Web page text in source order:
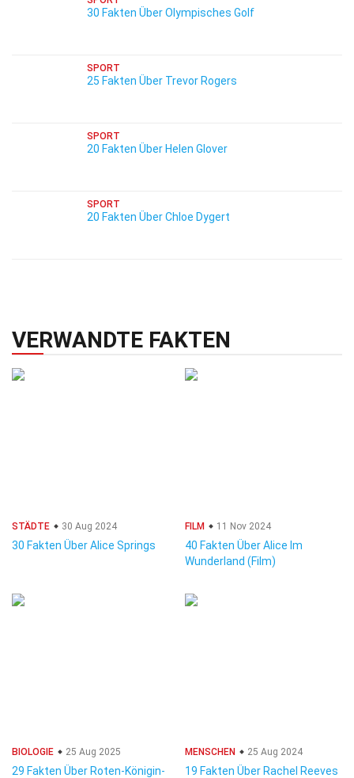
30 Fakten Über Olympisches Golf
SPORT
25 Fakten Über Trevor Rogers
SPORT
20 Fakten Über Helen Glover
SPORT
20 Fakten Über Chloe Dygert
VERWANDTE FAKTEN
STÄDTE 30 Aug 2024
30 Fakten Über Alice Springs
FILM 11 Nov 2024
40 Fakten Über Alice Im
Wunderland (Film)
BIOLOGIE 25 Aug 2025
29 Fakten Über Roten-Königin-
MENSCHEN 25 Aug 2024
19 Fakten Über Rachel Reeves